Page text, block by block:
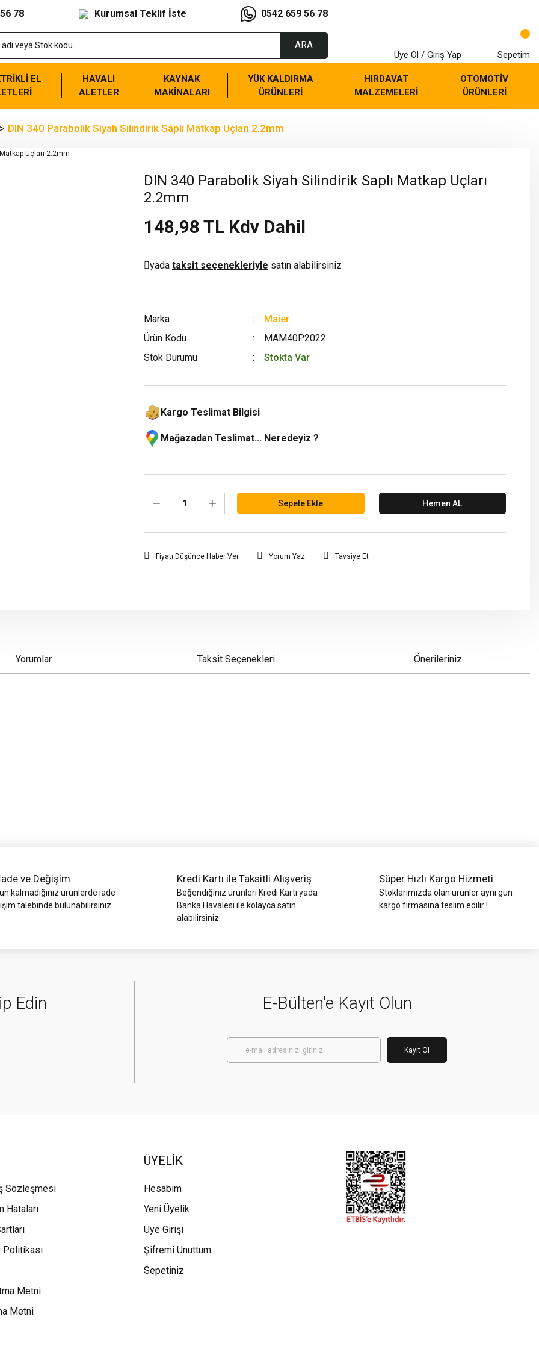
78 Kurumsal Teklif İste 0542 659 56 78
ARA
Üye Ol / Giriş Yap Sepetim
EL
HAVALI
ALETLER
KAYNAK
MAKİNALARI
YÜK KALDIRMA
ÜRÜNLERİ
HIRDAVAT
MALZEMELERİ
OTOMOTİV
ÜRÜNLERİ
DIN 340 Parabolik Siyah Silindirik Saplı Matkap Uçları 2.2mm
DIN 340 Parabolik Siyah Silindirik Saplı Matkap Uçları
2.2mm
148,98 TL Kdv Dahil
yada taksit seçenekleriyle satın alabilirsiniz
Marka
Maier
Ürün Kodu
MAM40P2022
Stok Durumu
Stokta Var
Kargo Teslimat Bilgisi
Mağazadan Teslimat... Neredeyiz ?
Sepete Ekle Hemen AL
Fiyatı Düşünce Haber Ver Yorum Yaz Tavsiye Et
Yorumlar Taksit Seçenekleri Önerileriniz
ve Değişim
kalmadığınız ürünlerde iade
talebinde bulunabilirsiniz.
Kredi Kartı ile Taksitli Alışveriş
Beğendiğiniz ürünleri Kredi Kartı yada
Banka Havalesi ile kolayca satın
alabilirsiniz.
Süper Hızlı Kargo Hizmeti
Stoklarımızda olan ürünler aynı gün
kargo firmasına teslim edilir !
Edin E-Bülten'e Kayıt Olun
Kayıt Ol
Sözleşmesi
Hataları
Metni
Metni
ÜYELİK
Hesabım
Yeni Üyelik
Üye Girişi
Şifremi Unuttum
Sepetiniz